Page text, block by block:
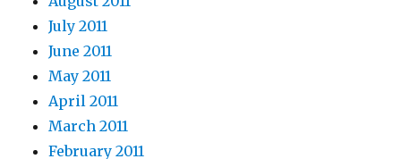
July 2011
June 2011
May 2011
April 2011
March 2011
February 2011